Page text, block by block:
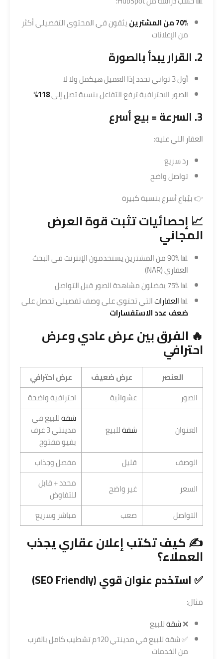
70% من المشترين
يثقون في المحتوى التفصيلي أكثر
من الإعلانات
2. القرار يبدأ بالصورة
أول 3 ثواني تحدد إذا العميل هيكمل ولا لا
الصور الاحترافية ترفع التفاعل بنسبة تصل إلى118%
3. السرعة = بيع أسرع
العقار اللي عليه:
رد سريع
تواصل واضح
👉 بيُباع أسرع بنسبة كبيرة
📈 إحصائيات تثبت قوة العرض
المجاني
📊 90% من المشترين يستخدمون الإنترنت في البحث
العقاري (NAR)
📊 75% يفضلون مشاهدة الصور قبل التواصل
📊العقاراتالتي تحتوي على وصف تفصيلي تحصل على
ضعف عدد الاستفسارات
🔥 الفرق بين عرض عادي وعرض
احترافي
العنصر عرض ضعيف
عرض احترافي
الصور
عشوائية احترافية واضحة
العنوان شقةللبيع
شقةللبيع في
مدينتي 3 غرف
بفيو مفتوح
الوصف
قليل
مفصل وجذاب
السعر
غير واضح
محدد + قابل
للتفاوض
التواصل
صعب مباشر وسريع
✍️ كيف تكتبإعلان عقارييجذب
العملاء؟
✅ استخدم عنوان قوي (SEO Friendly)
مثال:
❌شقةللبيع
✅ شقة للبيع في مدينتي 120م تشطيب كامل بالقرب
من الخدمات